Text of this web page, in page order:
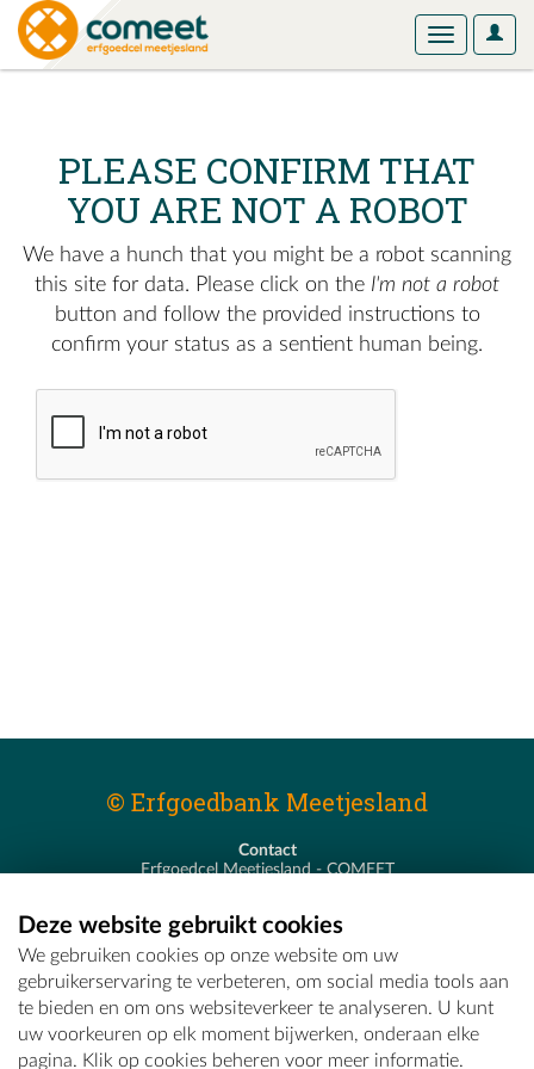
User
Toggle
PLEASE CONFIRM THAT
YOU ARE NOT A ROBOT
We have a hunch that you might be a robot scanning
this site for data. Please click on the I'm not a robot
button and follow the provided instructions to
confirm your status as a sentient human being.
© Erfgoedbank Meetjesland
Contact
Erfgoedcel Meetjesland - COMEET
T - 09 373 75 96
E -erfgoedcel@comeet.be
Deze website gebruikt cookies
We gebruiken cookies op onze website om uw
gebruikerservaring te verbeteren, om social media tools aan
te bieden en om ons websiteverkeer te analyseren. U kunt
uw voorkeuren op elk moment bijwerken, onderaan elke
pagina. Klik op cookies beheren voor meer informatie.